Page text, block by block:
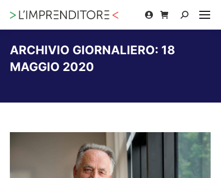
Cerca:
ARCHIVIO GIORNALIERO: 18
MAGGIO 2020